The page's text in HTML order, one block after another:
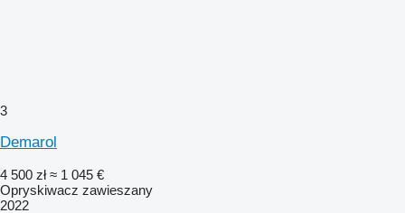
3
Demarol
4 500 zł ≈ 1 045 €
Opryskiwacz zawieszany
2022